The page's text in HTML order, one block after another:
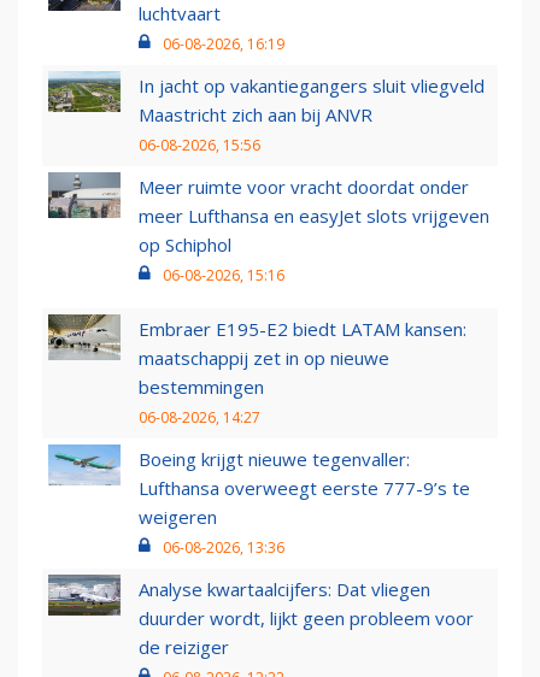
luchtvaart
06-08-2026, 16:19
In jacht op vakantiegangers sluit vliegveld
Maastricht zich aan bij ANVR
06-08-2026, 15:56
Meer ruimte voor vracht doordat onder
meer Lufthansa en easyJet slots vrijgeven
op Schiphol
06-08-2026, 15:16
Embraer E195-E2 biedt LATAM kansen:
maatschappij zet in op nieuwe
bestemmingen
06-08-2026, 14:27
Boeing krijgt nieuwe tegenvaller:
Lufthansa overweegt eerste 777-9’s te
weigeren
06-08-2026, 13:36
Analyse kwartaalcijfers: Dat vliegen
duurder wordt, lijkt geen probleem voor
de reiziger